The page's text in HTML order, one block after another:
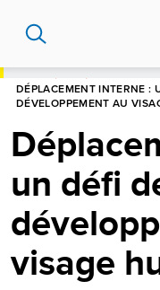
contenu
principal
DÉPLACEMENT INTERNE :
DÉVELOPPEMENT AU
un défi
visage